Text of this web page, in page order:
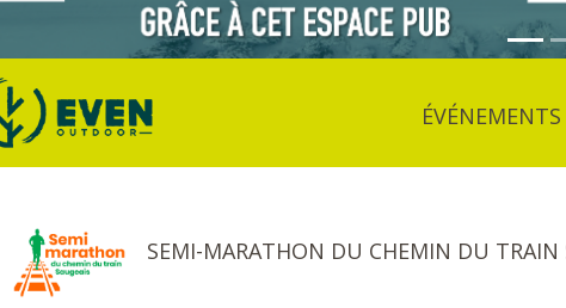
ÉVÉNEMENTS
SEMI-MARATHON DU CHEMIN DU TRAIN